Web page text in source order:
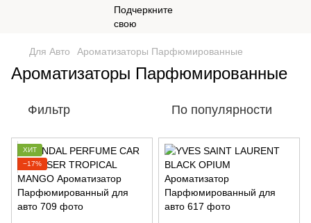
Для Авто Ароматизаторы Парфюмированные
Ароматизаторы Парфюмированные
Фильтр По популярности
ХИТ
−17%